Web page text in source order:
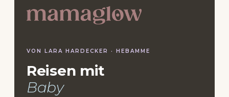
VON LARA HARDECKER · HEBAMME
Reisen mit
Baby